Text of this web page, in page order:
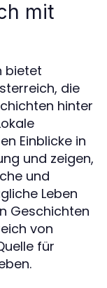
mit
bietet
die
hinter
Einblicke in
und zeigen,
und
Leben
Geschichten
von
für